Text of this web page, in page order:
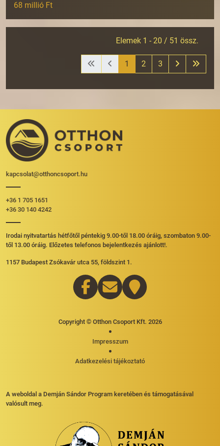
68 millió Ft
Elemek 1 - 20 / 51 össz.
1 2 3
kapcsolat@otthoncsoport.hu
+36 1 705 1651
+36 30 140 4242
Irodai nyitvatartás hétfőtől péntekig 9.00-től 18.00 óráig, szombaton 9.00-
től 13.00 óráig. Előzetes telefonos bejelentkezés ajánlott!.
1157 Budapest Zsókavár utca 55, földszint 1.
Copyright © Otthon Csoport Kft. 2026
Impresszum
Adatkezelési tájékoztató
A weboldal a Demján Sándor Program keretében és támogatásával
valósult meg.